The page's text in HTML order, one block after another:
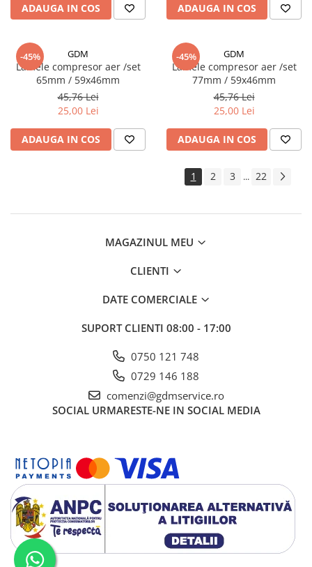
ADAUGA IN COS ADAUGA IN COS
-45% GDM
Lamele compresor aer /set
65mm / 59x46mm
45,76 Lei
25,00 Lei
ADAUGA IN COS
-45% GDM
Lamele compresor aer /set
77mm / 59x46mm
45,76 Lei
25,00 Lei
ADAUGA IN COS
1 2 3 ... 22
MAGAZINUL MEU
CLIENTI
DATE COMERCIALE
SUPORT CLIENTI 08:00 - 17:00
0750 121 748
0729 146 188
comenzi@gdmservice.ro
SOCIAL URMARESTE-NE IN SOCIAL MEDIA